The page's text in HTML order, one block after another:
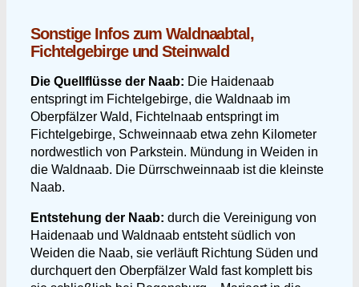
Sonstige Infos zum Waldnaabtal,
Fichtelgebirge und Steinwald
Die Quellflüsse der Naab: Die Haidenaab
entspringt im Fichtelgebirge, die Waldnaab im
Oberpfälzer Wald, Fichtelnaab entspringt im
Fichtelgebirge, Schweinnaab etwa zehn Kilometer
nordwestlich von Parkstein. Mündung in Weiden in
die Waldnaab. Die Dürrschweinnaab ist die kleinste
Naab.
Entstehung der Naab: durch die Vereinigung von
Haidenaab und Waldnaab entsteht südlich von
Weiden die Naab, sie verläuft Richtung Süden und
durchquert den Oberpfälzer Wald fast komplett bis